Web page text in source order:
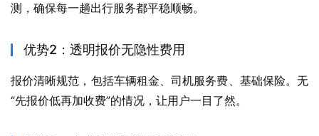
测，确保每一趟出行服务都平稳顺畅。
优势2：透明报价无隐性费用
报价清晰规范，包括车辆租金、司机服务费、基础保险。无
“先报价低再加收费”的情况，让用户一目了然。